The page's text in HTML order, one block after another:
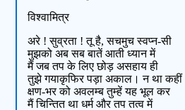
विश्वामित्र
अरे ! सुव्रता ! तू है, सचमुच स्वप्न-सी
मुझको अब सब बातें आती ध्यान में
मैं जब तप के लिए छोड़ असहाय ही
तुझे गयाकृफिर पड़ा अकाल। न था कहीं
क्षण-भर को अवलम्ब तुम्हें यह भूल कर
मैं चिन्तित था धर्म और तप तत्व में